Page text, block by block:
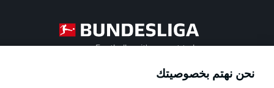
Football as it's meant to be
Official Partners
نحن نهتم بخصوصيتك